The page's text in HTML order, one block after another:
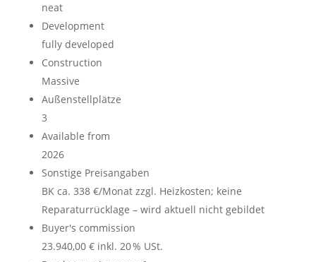
neat
Development
fully developed
Construction
Massive
Außen­stellplätze
3
Available from
2026
Sonstige Preisangaben
BK ca. 338 €/Monat zzgl. Heizkosten; keine
Reparaturrücklage – wird aktuell nicht gebildet
Buyer's commission
23.940,00 € inkl. 20 % USt.